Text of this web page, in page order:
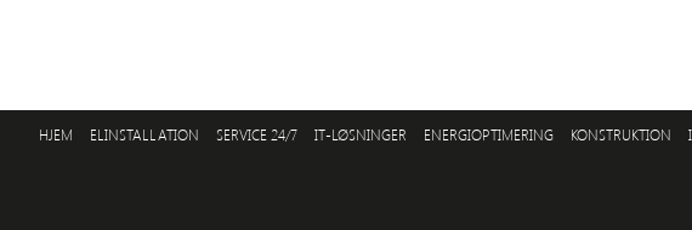
HJEM ELINSTALLATION SERVICE 24/7 IT-LØSNINGER ENERGIOPTIMERING KONSTRUKTION